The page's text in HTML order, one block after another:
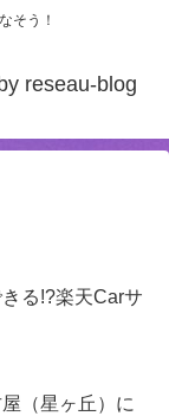
そう！
reseau-blog
る!?楽天Carサ
（星ヶ丘）に